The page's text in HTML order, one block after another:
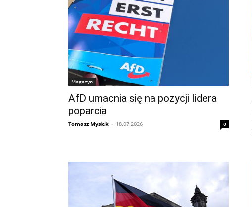
Magazyn
AfD umacnia się na pozycji lidera
poparcia
Tomasz Myslek - 18.07.2026 0